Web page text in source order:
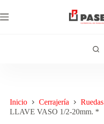
Inicio Cerrajería
Ruedas
LLAVE VASO 1/2-20mm. *